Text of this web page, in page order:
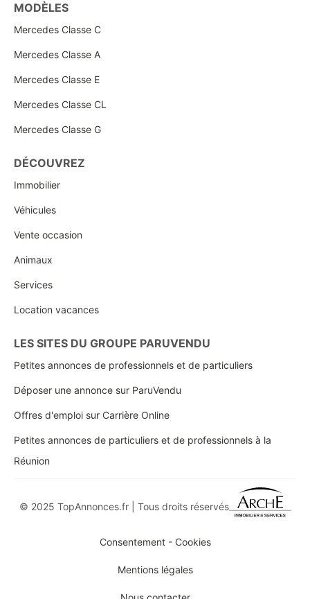
MODÈLES
Mercedes Classe C
Mercedes Classe A
Mercedes Classe E
Mercedes Classe CL
Mercedes Classe G
DÉCOUVREZ
Immobilier
Véhicules
Vente occasion
Animaux
Services
Location vacances
LES SITES DU GROUPE PARUVENDU
Petites annonces de professionnels et de particuliers
Déposer une annonce sur ParuVendu
Offres d'emploi sur Carrière Online
Petites annonces de particuliers et de professionnels à la
Réunion
© 2025 TopAnnonces.fr | Tous droits réservés
Consentement - Cookies
Mentions légales